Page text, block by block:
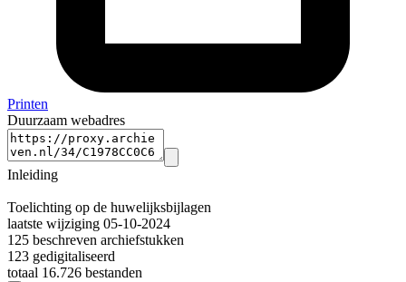
Printen
Duurzaam webadres
Inleiding
Toelichting op de huwelijksbijlagen
laatste wijziging 05-10-2024
125 beschreven archiefstukken
123 gedigitaliseerd
totaal 16.726 bestanden